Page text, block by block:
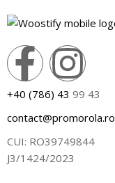
+40 (786) 43 99 43
contact@promorola.ro
CUI: RO39749844
J3/1424/2023